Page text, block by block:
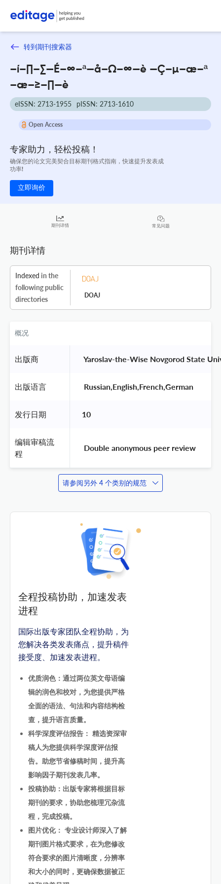
转到期刊搜索器
–í–∏–∑—É–∞–ª—å–Ω–∞—è —Ç–µ–æ–ª
–æ–≥–∏—è
eISSN: 2713-1955 pISSN: 2713-1610
Open Access
专家助力，轻松投稿！
确保您的论文完美契合目标期刊格式指南，快速提升发表成
功率!
立即询价
期刊详情 常见问题
期刊详情
Indexed in the
following public
directories
DOAJ
概况
出版商 Yaroslav-the-Wise Novgorod State
出版语言 Russian,English,French,German
发行日期 10
编辑审稿流
程
Double anonymous peer review
请参阅另外 4 个类别的规范
全程投稿协助，加速发表
进程
国际出版专家团队全程协助，为
您解决各类发表痛点，提升稿件
接受度、加速发表进程。
优质润色：通过两位英文母语编
辑的润色和校对，为您提供严格
全面的语法、句法和内容结构检
查，提升语言质量。
科学深度评估报告： 精选资深审
稿人为您提供科学深度评估报
告。助您节省修稿时间，提升高
影响因子期刊发表几率。
投稿协助：出版专家将根据目标
期刊的要求，协助您梳理冗杂流
程，完成投稿。
图片优化： 专业设计师深入了解
期刊图片格式要求，在为您修改
符合要求的图片清晰度，分辨率
和大小的同时，更确保数据被正